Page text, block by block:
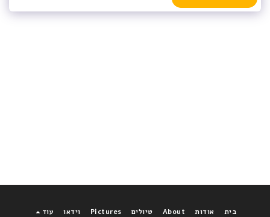
בית אודות About טיולים Pictures וידאו עוד